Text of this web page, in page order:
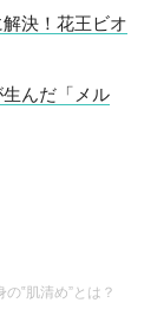
決！花王ビオ
んだ「メル
‟肌清め”とは？